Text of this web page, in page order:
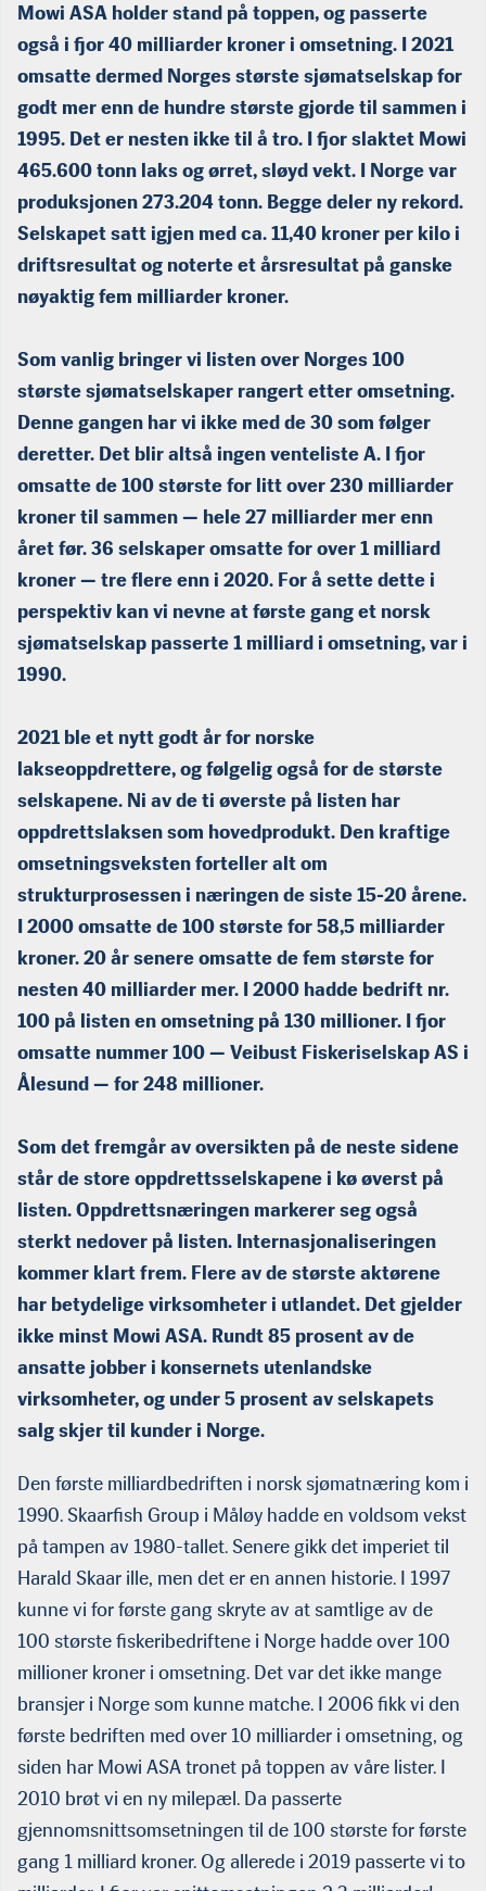
Mowi ASA holder stand på toppen, og passerte
også i fjor 40 milliarder kroner i omsetning. I 2021
omsatte dermed Norges største sjømatselskap for
godt mer enn de hundre største gjorde til sammen i
1995. Det er nesten ikke til å tro. I fjor slaktet Mowi
465.600 tonn laks og ørret, sløyd vekt. I Norge var
produks­jonen 273.204 tonn. Begge deler ny rekord.
Selskapet satt igjen med ca. 11,40 kroner per kilo i
driftsresultat og noterte et årsresultat på ganske
nøyaktig fem milliarder kroner.
Som vanlig bringer vi listen over Norges 100
største sjømatsels­kaper rangert etter omsetning.
Denne gangen har vi ikke med de 30 som følger
deretter. Det blir altså ingen venteliste A. I fjor
omsatte de 100 største for litt over 230 milliarder
kroner til sammen — hele 27 milliarder mer enn
året før. 36 selskaper omsatte for over 1 milliard
kroner — tre flere enn i 2020. For å sette dette i
perspektiv kan vi nevne at første gang et norsk
sjømatselskap passerte 1 milliard i omsetning, var i
1990.
2021 ble et nytt godt år for norske
lakseoppdrettere, og følgelig også for de største
selskapene. Ni av de ti øverste på listen har
oppdrettslaksen som hovedprodukt. Den kraftige
omsetningsveksten forteller alt om
strukturprosessen i næringen de siste 15-20 årene.
I 2000 omsatte de 100 største for 58,5 milliarder
kroner. 20 år senere omsatte de fem største for
nesten 40 milliarder mer. I 2000 hadde bedrift nr.
100 på listen en omsetning på 130 mil­lioner. I fjor
omsatte nummer 100 — Veibust Fiskeriselskap AS i
Ålesund — for 248 millioner.
Som det fremgår av oversikten på de neste sidene
står de store oppdrettsselskapene i kø øverst på
listen. Oppdrettsnæringen markerer seg også
sterkt nedover på listen. Internasjonaliserin­gen
kommer klart frem. Flere av de største aktørene
har betyde­lige virksomheter i utlandet. Det gjelder
ikke minst Mowi ASA. Rundt 85 prosent av de
ansatte jobber i konsernets utenlandske
virksomheter, og under 5 prosent av selskapets
salg skjer til kunder i Norge.
Den første milliardbedriften i norsk sjømatnæring kom i
1990. Skaarfish Group i Måløy hadde en voldsom vekst
på tampen av 1980-tallet. Senere gikk det imperiet til
Harald Skaar ille, men det er en annen historie. I 1997
kunne vi for første gang skryte av at samtlige av de
100 største fiskeribedriftene i Norge hadde over 100
millioner kroner i omsetning. Det var det ikke mange
bransjer i Norge som kunne matche. I 2006 fikk vi den
første bedriften med over 10 milliarder i omsetning, og
siden har Mowi ASA tronet på toppen av våre lister. I
2010 brøt vi en ny mile­pæl. Da passerte
gjennomsnittsomsetningen til de 100 største for første
gang 1 milliard kroner. Og allerede i 2019 passerte vi to